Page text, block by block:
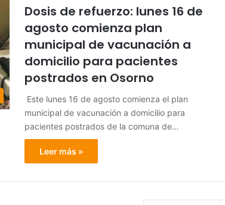
Dosis de refuerzo: lunes 16 de
agosto comienza plan
municipal de vacunación a
domicilio para pacientes
postrados en Osorno
Este lunes 16 de agosto comienza el plan
municipal de vacunación a domicilio para
pacientes postrados de la comuna de…
Leer más »